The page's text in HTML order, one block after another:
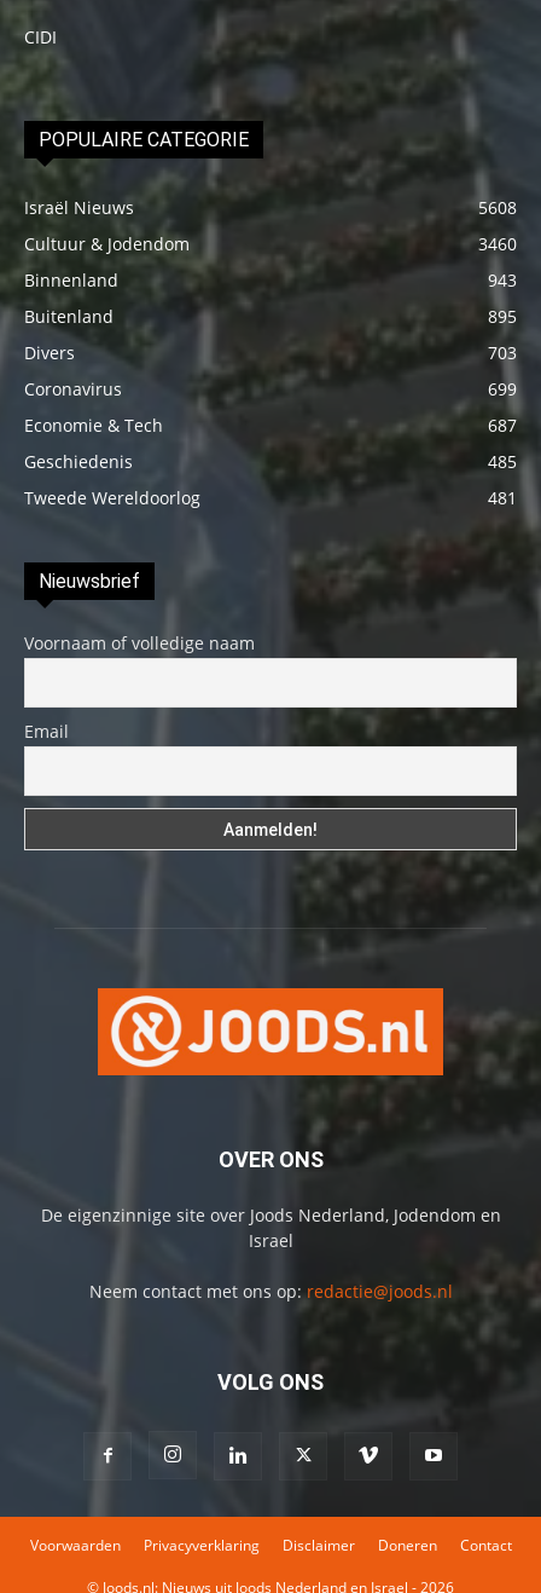
CIDI
POPULAIRE CATEGORIE
Israël Nieuws
5608
Cultuur & Jodendom
3460
Binnenland
943
Buitenland
895
Divers
703
Coronavirus
699
Economie & Tech
687
Geschiedenis
485
Tweede Wereldoorlog
481
Nieuwsbrief
Voornaam of volledige naam
Email
OVER ONS
De eigenzinnige site over Joods Nederland, Jodendom en
Israel
Neem contact met ons op: redactie@joods.nl
VOLG ONS
Voorwaarden Privacyverklaring Disclaimer Doneren Contact
© Joods.nl: Nieuws uit Joods Nederland en Israel - 2026